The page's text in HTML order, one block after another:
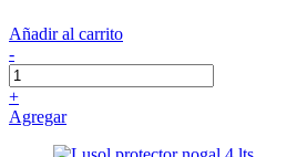
Añadir al carrito
-
+
Agregar